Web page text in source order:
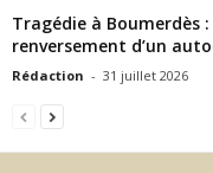
Tragédie à Boumerdès
renversement d’un
Rédaction - 31 juillet 2026